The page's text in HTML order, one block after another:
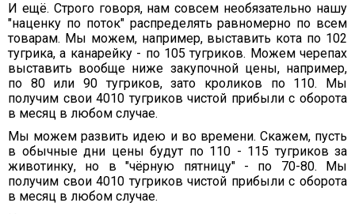
И ещё. Строго говоря, нам совсем необязательно нашу
"наценку по поток" распределять равномерно по всем
товарам. Мы можем, например, выставить кота по 102
тугрика, а канарейку - по 105 тугриков. Можем черепах
выставить вообще ниже закупочной цены, например,
по 80 или 90 тугриков, зато кроликов по 110. Мы
получим свои 4010 тугриков чистой прибыли с оборота
в месяц в любом случае.
Мы можем развить идею и во времени. Скажем, пусть
в обычные дни цены будут по 110 - 115 тугриков за
животинку, но в "чёрную пятницу" - по 70-80. Мы
получим свои 4010 тугриков чистой прибыли с оборота
в месяц в любом случае.